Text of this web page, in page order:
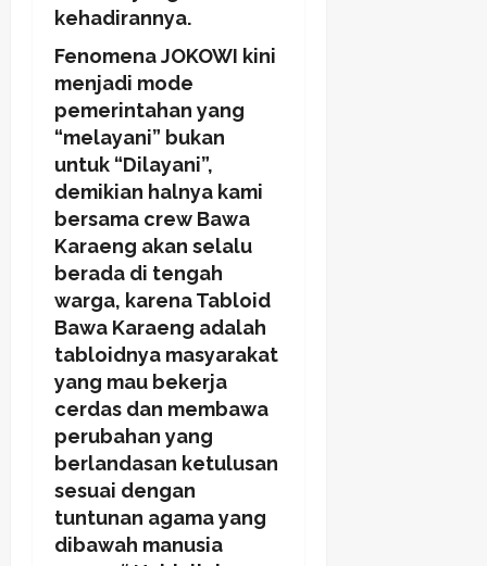
kehadirannya.
Fenomena JOKOWI kini
menjadi mode
pemerintahan yang
“melayani” bukan
untuk “Dilayani”,
demikian halnya kami
bersama crew Bawa
Karaeng akan selalu
berada di tengah
warga, karena Tabloid
Bawa Karaeng adalah
tabloidnya masyarakat
yang mau bekerja
cerdas dan membawa
perubahan yang
berlandasan ketulusan
sesuai dengan
tuntunan agama yang
dibawah manusia